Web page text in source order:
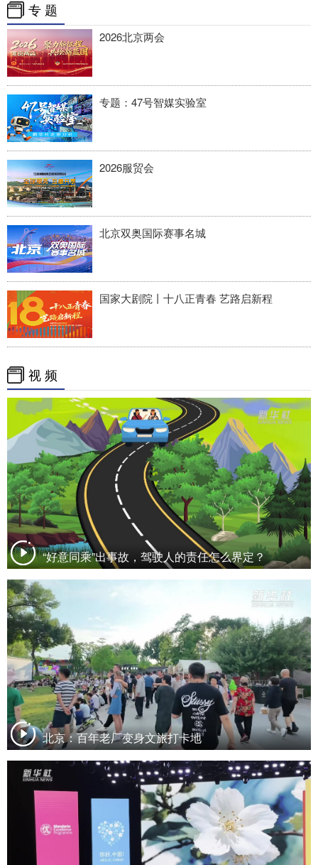
多语种频道
English
Русский язык 日本語 한국어
Deutsch
专 题
2026北京两会
专题：47号智媒实验室
2026服贸会
北京双奥国际赛事名城
国家大剧院丨十八正青春 艺路启新程
视 频
“好意同乘”出事故，驾驶人的责任怎么界定？
北京：百年老厂变身文旅打卡地